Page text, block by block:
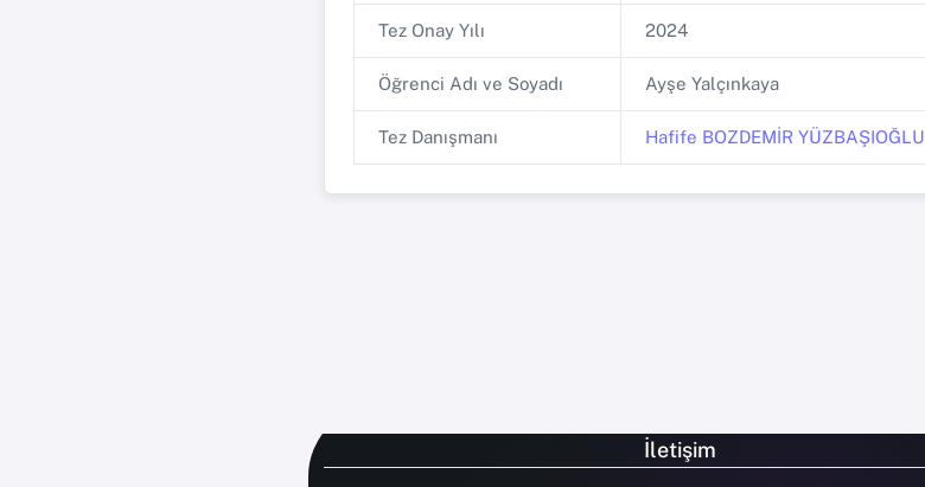
Tez Onay Yılı 2024
Öğrenci Adı ve Soyadı Ayşe Yalçınkaya
Tez Danışmanı Hafife BOZDEMİR YÜZBAŞIOĞLU
İletişim